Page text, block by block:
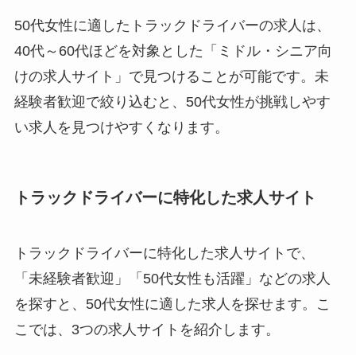
50代女性に適したトラックドライバーの求人は、
40代～60代ほどを対象とした「ミドル・シニア向
けの求人サイト」で見つけることが可能です。未
経験者歓迎で絞り込むと、50代女性が挑戦しやす
い求人を見つけやすくなります。
トラックドライバーに特化した求人サイト
トラックドライバーに特化した求人サイトで、
「未経験者歓迎」「50代女性も活躍」などの求人
を探すと、50代女性に適した求人を探せます。こ
こでは、3つの求人サイトを紹介します。